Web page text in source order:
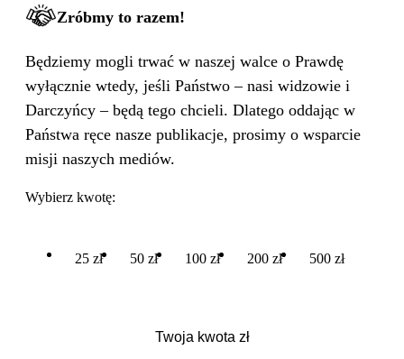
Zróbmy to razem!
Będziemy mogli trwać w naszej walce o Prawdę
wyłącznie wtedy, jeśli Państwo – nasi widzowie i
Darczyńcy – będą tego chcieli. Dlatego oddając w
Państwa ręce nasze publikacje, prosimy o wsparcie
misji naszych mediów.
Wybierz kwotę:
25 zł 50 zł 100 zł 200 zł 500 zł